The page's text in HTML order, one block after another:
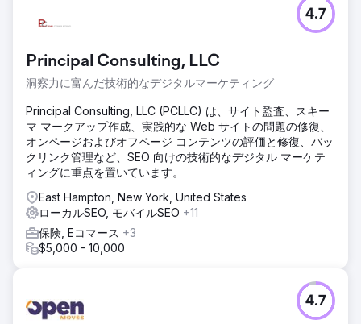
Principal Consulting, LLC
洞察力に富んだ技術的なデジタルマーケティング
4.7
Principal Consulting, LLC (PCLLC) は、サイト監査、スキー
マ マークアップ作成、実践的な Web サイトの問題の修復、
オンページおよびオフページ コンテンツの評価と修復、バッ
クリンク管理など、SEO 向けの技術的なデジタル マーケテ
ィングに重点を置いています。
East Hampton, New York, United States
ローカルSEO, モバイルSEO +11
保険, Eコマース +3
$5,000 - 10,000
4.7